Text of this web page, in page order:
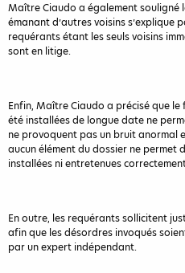
Maître Ciaudo a également souligné
émanant d’autres voisins s’explique
requérants étant les seuls voisins
sont en litige.
Enfin, Maître Ciaudo a précisé que
été installées de longue date ne
ne provoquent pas un bruit anormal
aucun élément du dossier ne permet
installées ni entretenues
En outre, les requérants sollicitent
afin que les désordres invoqués
par un expert indépendant.